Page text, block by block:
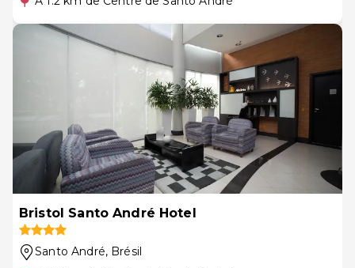
Bristol Santo André Hotel
Santo André, Brésil